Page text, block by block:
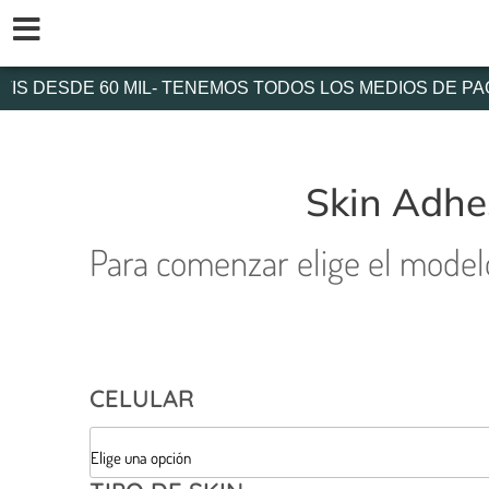
contenido
DESDE 60 MIL- TENEMOS TODOS LOS MEDIOS DE
Skin
Para comenzar elige el
CELULAR
Skin
Adhesivo
Personalizado
Para